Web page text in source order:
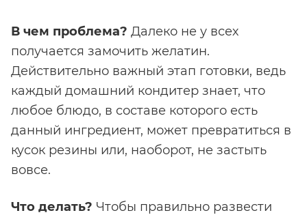
В чем проблема? Далеко не у всех
получается замочить желатин.
Действительно важный этап готовки, ведь
каждый домашний кондитер знает, что
любое блюдо, в составе которого есть
данный ингредиент, может превратиться в
кусок резины или, наоборот, не застыть
вовсе.
Что делать? Чтобы правильно развести